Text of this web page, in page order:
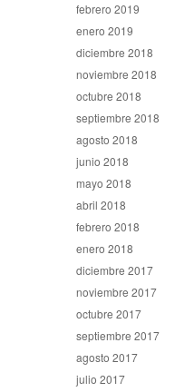
febrero 2019
enero 2019
diciembre 2018
noviembre 2018
octubre 2018
septiembre 2018
agosto 2018
junio 2018
mayo 2018
abril 2018
febrero 2018
enero 2018
diciembre 2017
noviembre 2017
octubre 2017
septiembre 2017
agosto 2017
julio 2017